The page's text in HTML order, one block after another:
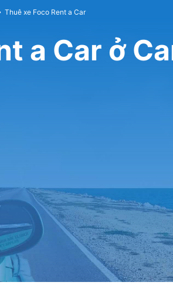
Thuê xe Foco Rent a Car
a Car ở